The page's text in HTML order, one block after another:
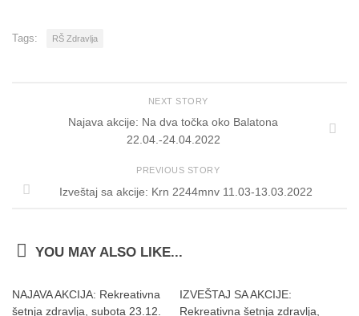
Tags: RŠ Zdravlja
NEXT STORY
Najava akcije: Na dva točka oko Balatona
22.04.-24.04.2022
PREVIOUS STORY
Izveštaj sa akcije: Krn 2244mnv 11.03-13.03.2022
YOU MAY ALSO LIKE...
NAJAVA AKCIJA: Rekreativna
šetnja zdravlja, subota 23.12.
IZVEŠTAJ SA AKCIJE:
Rekreativna šetnja zdravlja,